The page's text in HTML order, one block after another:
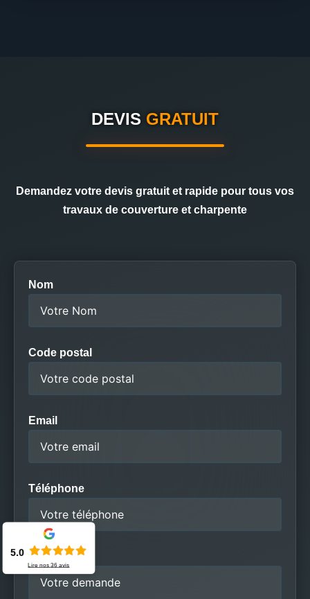
DEVIS GRATUIT
Demandez votre devis gratuit et rapide pour tous vos
travaux de couverture et charpente
Nom
Code postal
Email
Téléphone
Message
5.0
Lire nos36 avis